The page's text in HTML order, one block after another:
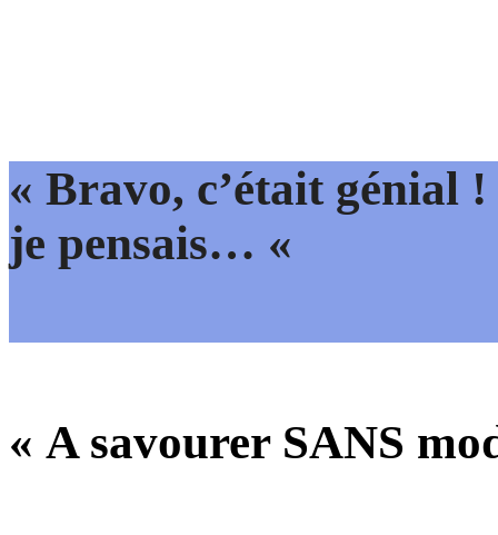
« Bravo, c’était génial
je pensais… «
« A savourer SANS